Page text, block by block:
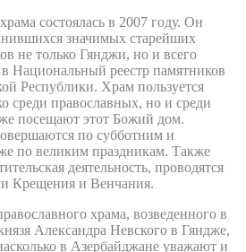
состоялась в 2007 году. Он
значимых старейших
не только Гянджи, но и всего
Национальный реестр памятников
Республики. Храм пользуется
среди православных, но и среди
посещают этот Божий дом.
по субботним и
по великим праздникам. Также
деятельность, проводятся
Крещения и Венчания.
храма, возведенного в
Александра Невского в Гяндже,
в Азербайджане уважают и